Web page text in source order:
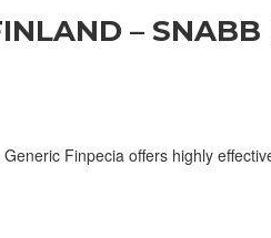
– SNABB
Finpecia offers highly